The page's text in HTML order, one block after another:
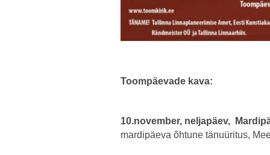
Toompäevade kava:
10.november, neljapäev,
mardipäeva õhtune tänuüritus,